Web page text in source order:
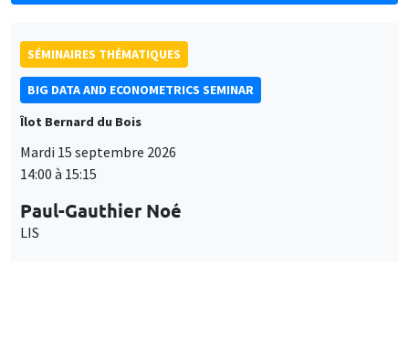
SÉMINAIRES THÉMATIQUES
BIG DATA AND ECONOMETRICS SEMINAR
Îlot Bernard du Bois
Mardi 15 septembre 2026
14:00 à 15:15
Paul-Gauthier Noé
LIS